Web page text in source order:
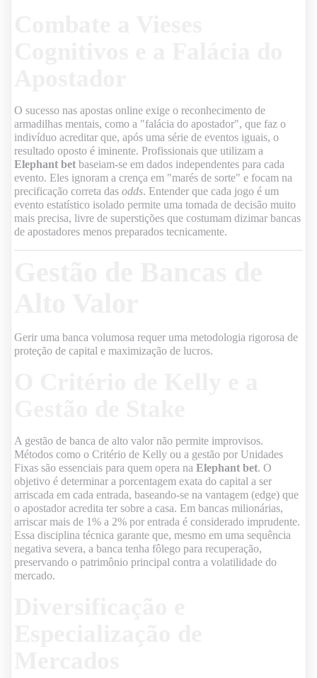
O sucesso nas apostas online exige o reconhecimento de
armadilhas mentais, como a "falácia do apostador", que faz o
indivíduo acreditar que, após uma série de eventos iguais, o
resultado oposto é iminente. Profissionais que utilizam a
Elephant bet baseiam-se em dados independentes para cada
evento. Eles ignoram a crença em "marés de sorte" e focam na
precificação correta das odds. Entender que cada jogo é um
evento estatístico isolado permite uma tomada de decisão muito
mais precisa, livre de superstições que costumam dizimar bancas
de apostadores menos preparados tecnicamente.
Gerir uma banca volumosa requer uma metodologia rigorosa de
proteção de capital e maximização de lucros.
A gestão de banca de alto valor não permite improvisos.
Métodos como o Critério de Kelly ou a gestão por Unidades
Fixas são essenciais para quem opera na Elephant bet. O
objetivo é determinar a porcentagem exata do capital a ser
arriscada em cada entrada, baseando-se na vantagem (edge) que
o apostador acredita ter sobre a casa. Em bancas milionárias,
arriscar mais de 1% a 2% por entrada é considerado imprudente.
Essa disciplina técnica garante que, mesmo em uma sequência
negativa severa, a banca tenha fôlego para recuperação,
preservando o patrimônio principal contra a volatilidade do
mercado.